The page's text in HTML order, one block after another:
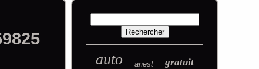
auto anest gratuit